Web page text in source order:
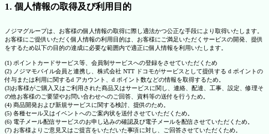
1. 個人情報の取得及び利用目的
ノジマグループは、お客様の個人情報の取得に際し適法かつ公正な手段により取得いたします。
お客様にご提供いただく個人情報の利用目的は、お客様にご満足いただくサービスの開発、提供
をするため以下の目的の達成に必要な範囲内で適正に個人情報を利用いたします。
(1) ポイントカードサービス等、会員制サービスへの登録をさせていただくため
(2) ノジマモバイル会員と連携し、株式会社 NTT ドコモがサービスとして提供する d ポイントの
付与または利用に関するd アカウント、d ポイント数などの情報を取得するため。
(3)お客様がご購入又はご利用された商品又はサービスに関し、連絡、配達、工事、設定、修理そ
の他お客様のご要望やお問い合わせへのご回答、資料等の送付を行うため。
(4) 商品開発および新規サービスに関する検討、提供のため。
(5) 各種セール又はイベントへのご案内状を送付させていただくため。
(6) 電子メール配信サービスのお申し込みの確認及び電子メールを配信させていただくため。
(7) お客様よりご意見又はご提言をいただいた事項に対し、ご回答させていただくため。